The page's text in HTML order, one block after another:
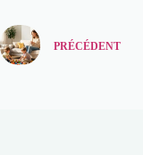
PRÉCÉDENT